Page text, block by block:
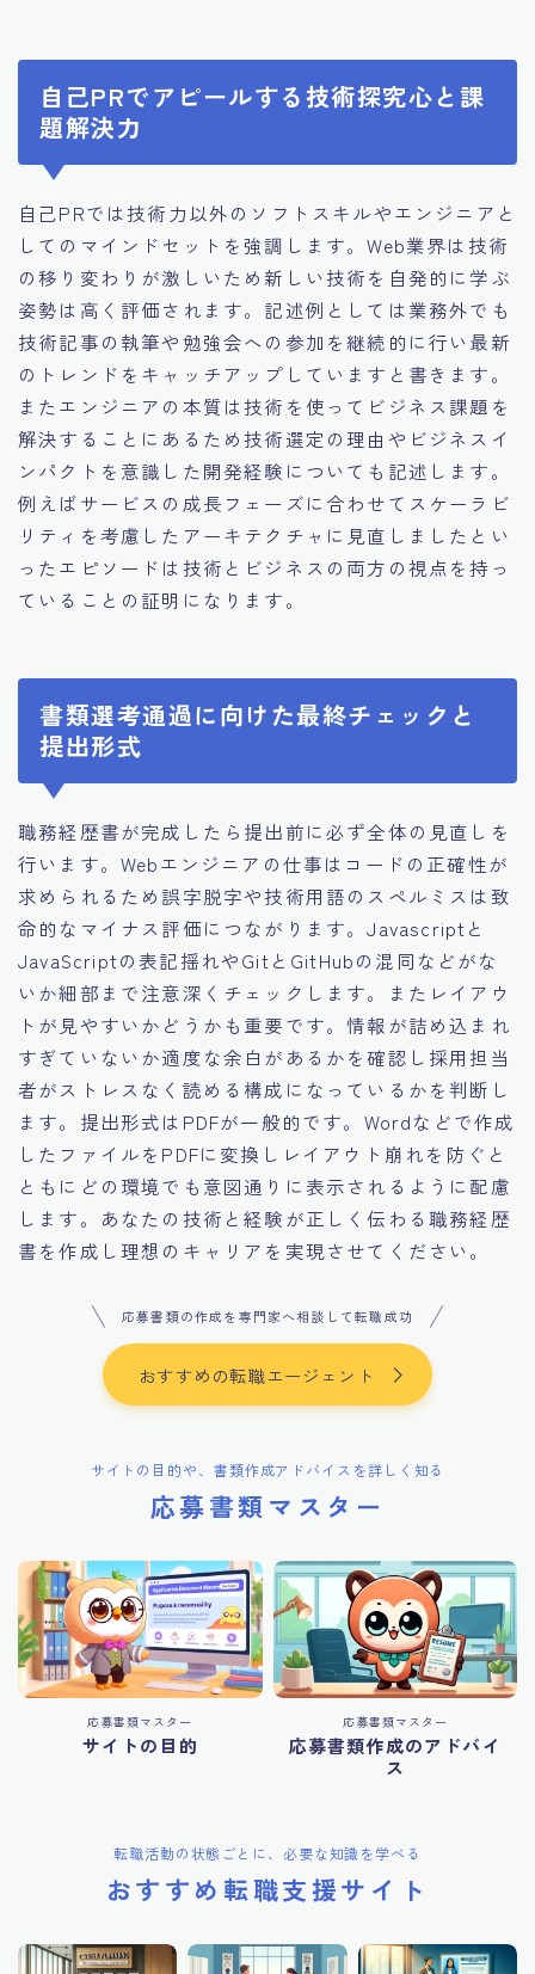
自己PRでアピールする技術探究心と課
題解決力
自己PRでは技術力以外のソフトスキルやエンジニアと
してのマインドセットを強調します。Web業界は技術
の移り変わりが激しいため新しい技術を自発的に学ぶ
姿勢は高く評価されます。記述例としては業務外でも
技術記事の執筆や勉強会への参加を継続的に行い最新
のトレンドをキャッチアップしていますと書きます。
またエンジニアの本質は技術を使ってビジネス課題を
解決することにあるため技術選定の理由やビジネスイ
ンパクトを意識した開発経験についても記述します。
例えばサービスの成長フェーズに合わせてスケーラビ
リティを考慮したアーキテクチャに見直しましたとい
ったエピソードは技術とビジネスの両方の視点を持っ
ていることの証明になります。
書類選考通過に向けた最終チェックと
提出形式
職務経歴書が完成したら提出前に必ず全体の見直しを
行います。Webエンジニアの仕事はコードの正確性が
求められるため誤字脱字や技術用語のスペルミスは致
命的なマイナス評価につながります。Javascriptと
JavaScriptの表記揺れやGitとGitHubの混同などがな
いか細部まで注意深くチェックします。またレイアウ
トが見やすいかどうかも重要です。情報が詰め込まれ
すぎていないか適度な余白があるかを確認し採用担当
者がストレスなく読める構成になっているかを判断し
ます。提出形式はPDFが一般的です。Wordなどで作成
したファイルをPDFに変換しレイアウト崩れを防ぐと
ともにどの環境でも意図通りに表示されるように配慮
します。あなたの技術と経験が正しく伝わる職務経歴
書を作成し理想のキャリアを実現させてください。
応募書類の作成を専門家へ相談して転職成功
おすすめの転職エージェント
サイトの目的や、書類作成アドバイスを詳しく知る
応募書類マスター
応募書類マスター
サイトの目的
応募書類マスター
応募書類作成のアドバイ
ス
転職活動の状態ごとに、必要な知識を学べる
おすすめ転職支援サイト